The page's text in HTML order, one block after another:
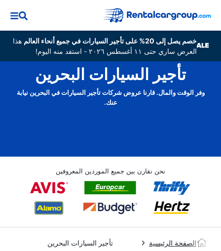
خصم يصل إلى 20% على تأجير السيارات في جميع أنحاء العالم
هذا
العرض ساري حتى ١١ أغسطس ٢٠٢٦ - استفد منه اليوم!
تأجير السيارات البحرين
وفر الوقت والمال. قارنا عروض شركات تأجير السيارات في البحرين نيابة
عنك.
نحن نقارن بين جميع الموردين المعروفين
الصفحة الرئيسية تأجير السيارات البحرين